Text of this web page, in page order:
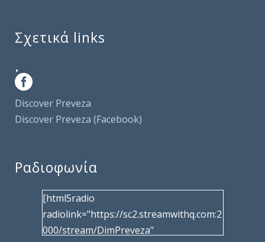
Σχετικά links
.
Discover Preveza
Discover Preveza (Facebook)
Ραδιοφωνία
[html5radio
radiolink="https://sc2.streamwithq.com:2
000/stream/DimPreveza"